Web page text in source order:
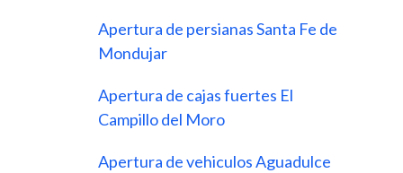
Apertura de persianas Santa Fe de
Mondujar
Apertura de cajas fuertes El
Campillo del Moro
Apertura de vehiculos Aguadulce